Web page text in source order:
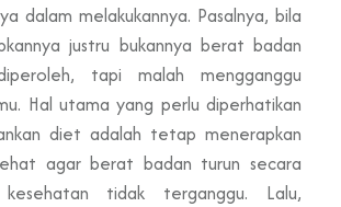
dalam melakukannya. Pasalnya, bila
justru bukannya berat badan
tapi malah mengganggu
Hal utama yang perlu diperhatikan
diet adalah tetap menerapkan
agar berat badan turun secara
tidak terganggu. Lalu,